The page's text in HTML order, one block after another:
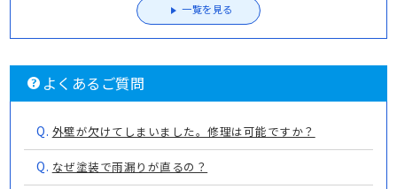
一覧を見る
よくあるご質問
Q. 外壁が欠けてしまいました。修理は可能ですか？
Q. なぜ塗装で雨漏りが直るの？